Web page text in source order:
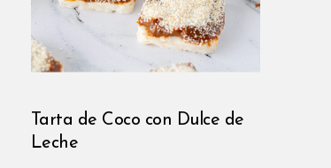
Tarta de Coco con Dulce de
Leche